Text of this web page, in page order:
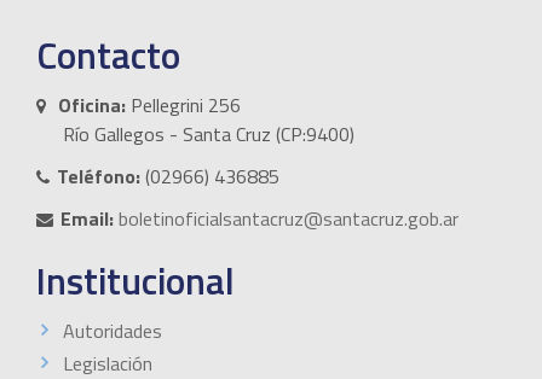
Contacto
Oficina: Pellegrini 256
Río Gallegos - Santa Cruz (CP:9400)
Teléfono:(02966) 436885
Email:boletinoficialsantacruz@santacruz.gob.ar
Institucional
Autoridades
Legislación